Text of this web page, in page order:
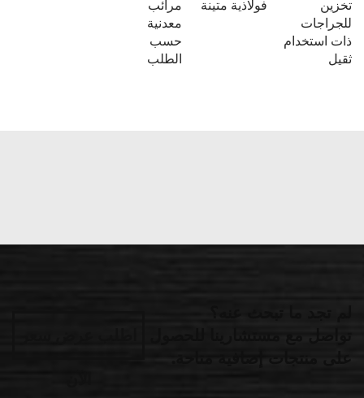
تخزين
للجراجات
ذات استخدام
ثقيل
فولاذية متينة
مرائب
معدنية
حسب
الطلب